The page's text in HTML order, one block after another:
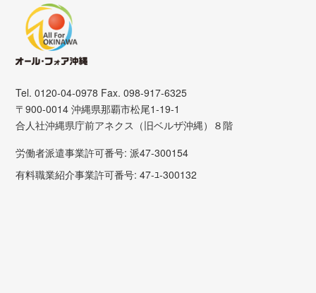
Tel. 0120-04-0978 Fax. 098-917-6325
〒900-0014 沖縄県那覇市松尾1-19-1
合人社沖縄県庁前アネクス（旧ベルザ沖縄）８階
労働者派遣事業許可番号: 派47-300154
有料職業紹介事業許可番号: 47-ﾕ-300132